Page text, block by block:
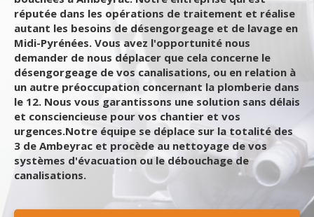
réputée dans les opérations de traitement et réalise
autant les besoins de désengorgeage et de lavage en
Midi-Pyrénées. Vous avez l'opportunité nous
demander de nous déplacer que cela concerne le
désengorgeage de vos canalisations, ou en relation à
un autre préoccupation concernant la plomberie dans
le 12. Nous vous garantissons une solution sans délais
et consciencieuse pour vos chantier et vos
urgences.Notre équipe se déplace sur la totalité des
3 de Ambeyrac et procède au nettoyage de vos
systèmes d'évacuation ou le débouchage de
canalisations.